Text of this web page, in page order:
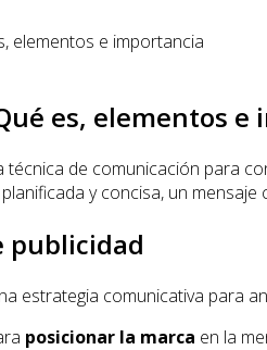
es, elementos e
técnica de comunicación para
y concisa, un
publicidad
estrategia comunicativa para
posicionar la marca en la